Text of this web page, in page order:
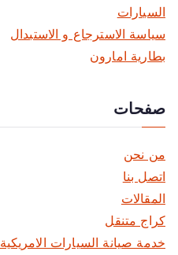
م
ق
ل
ا
ت
السيارات
سياسة الاسترجاع و الاستبدال
بطارية امارون
صفحات
من نحن
اتصل بنا
المقالات
كراج متنقل
خدمة صيانة السيارات الامريكية 65795742